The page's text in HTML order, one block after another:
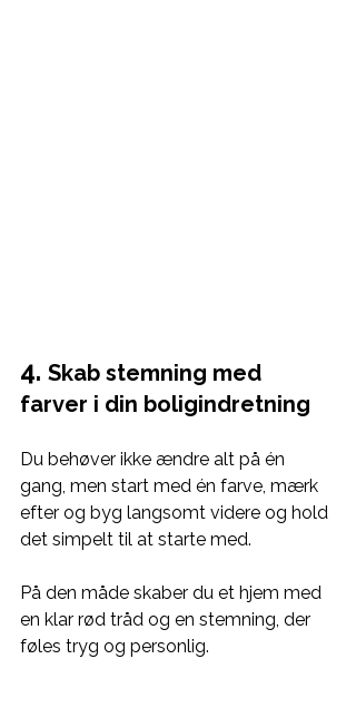
4. Skab stemning med
farver i din boligindretning
Du behøver ikke ændre alt på én
gang, men start med én farve, mærk
efter og byg langsomt videre og hold
det simpelt til at starte med.
På den måde skaber du et hjem med
en klar rød tråd og en stemning, der
føles tryg og personlig.